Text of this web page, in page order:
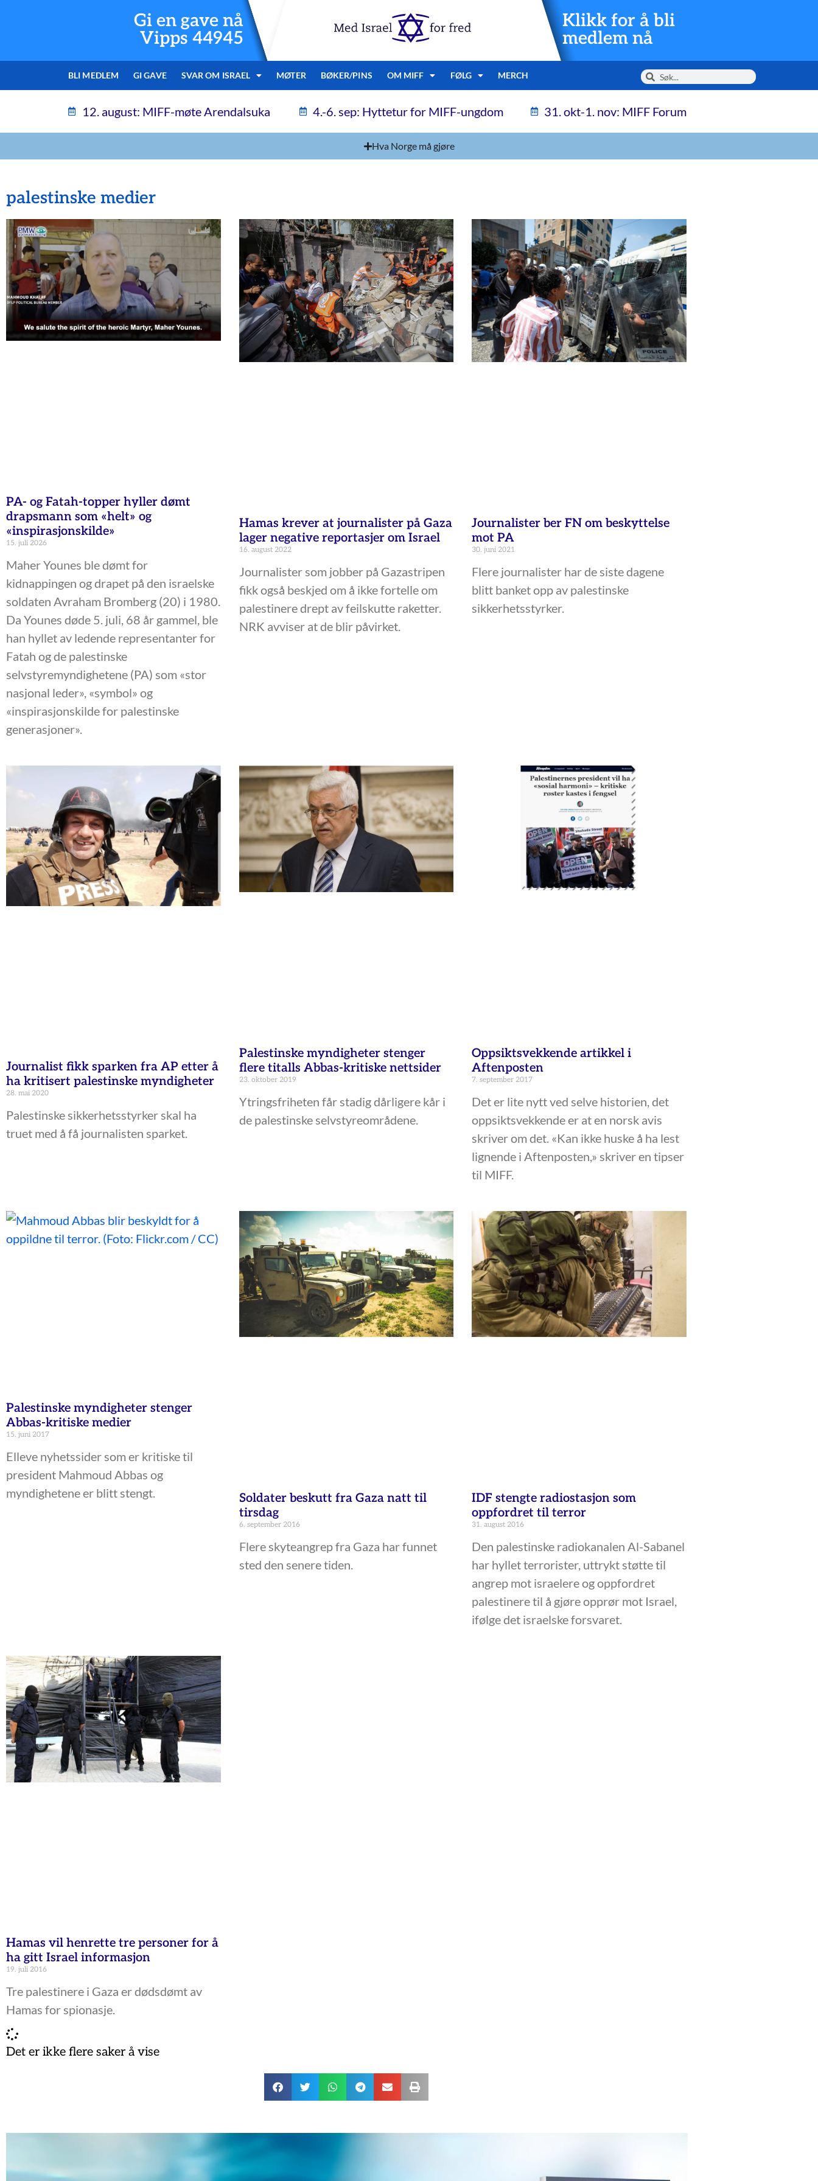
Gi en gave nå
Vipps 44945
Klikk for å bli
medlem nå
BLI MEDLEM GI GAVE SVAR OM ISRAEL MØTER BØKER/PINS OM MIFF FØLG MERCH
12. august: MIFF-møte Arendalsuka 4.-6. sep: Hyttetur for MIFF-ungdom 31. okt-1. nov: MIFF Forum
Hva Norge må gjøre
palestinske medier
PA- og Fatah-topper hyller dømt
drapsmann som «helt» og
«inspirasjonskilde»
15. juli 2026
Maher Younes ble dømt for
kidnappingen og drapet på den israelske
soldaten Avraham Bromberg (20) i 1980.
Da Younes døde 5. juli, 68 år gammel, ble
han hyllet av ledende representanter for
Fatah og de palestinske
selvstyremyndighetene (PA) som «stor
nasjonal leder», «symbol» og
«inspirasjonskilde for palestinske
generasjoner».
Hamas krever at journalister på Gaza
lager negative reportasjer om Israel
16. august 2022
Journalister som jobber på Gazastripen
fikk også beskjed om å ikke fortelle om
palestinere drept av feilskutte raketter.
NRK avviser at de blir påvirket.
Journalister ber FN om beskyttelse
mot PA
30. juni 2021
Flere journalister har de siste dagene
blitt banket opp av palestinske
sikkerhetsstyrker.
Journalist fikk sparken fra AP etter å
ha kritisert palestinske myndigheter
28. mai 2020
Palestinske sikkerhetsstyrker skal ha
truet med å få journalisten sparket.
Palestinske myndigheter stenger
flere titalls Abbas-kritiske nettsider
23. oktober 2019
Ytringsfriheten får stadig dårligere kår i
de palestinske selvstyreområdene.
Oppsiktsvekkende artikkel i
Aftenposten
7. september 2017
Det er lite nytt ved selve historien, det
oppsiktsvekkende er at en norsk avis
skriver om det. «Kan ikke huske å ha lest
lignende i Aftenposten,» skriver en tipser
til MIFF.
Palestinske myndigheter stenger
Abbas-kritiske medier
15. juni 2017
Elleve nyhetssider som er kritiske til
president Mahmoud Abbas og
myndighetene er blitt stengt.
Soldater beskutt fra Gaza natt til
tirsdag
6. september 2016
Flere skyteangrep fra Gaza har funnet
sted den senere tiden.
IDF stengte radiostasjon som
oppfordret til terror
31. august 2016
Den palestinske radiokanalen Al-Sabanel
har hyllet terrorister, uttrykt støtte til
angrep mot israelere og oppfordret
palestinere til å gjøre opprør mot Israel,
ifølge det israelske forsvaret.
Hamas vil henrette tre personer for å
ha gitt Israel informasjon
19. juli 2016
Tre palestinere i Gaza er dødsdømt av
Hamas for spionasje.
Det er ikke flere saker å vise